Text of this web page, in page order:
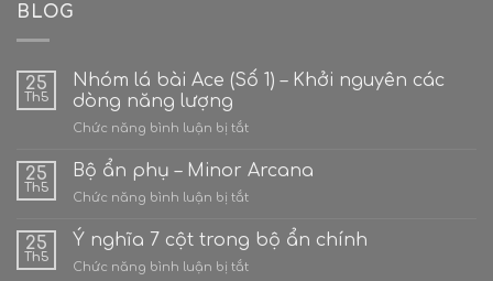
BLOG
25
Th5
Nhóm lá bài Ace (Số 1) – Khởi nguyên các
dòng năng lượng
Chức năng bình luận bị tắtở
lá
Ace
1)
25
Th5
Bộ ẩn phụ – Minor Arcana
Chức năng bình luận bị tắtở
ẩn
phụ
–
25
Th5
Ý nghĩa 7 cột trong bộ ẩn chính
Chức năng bình luận bị tắtở